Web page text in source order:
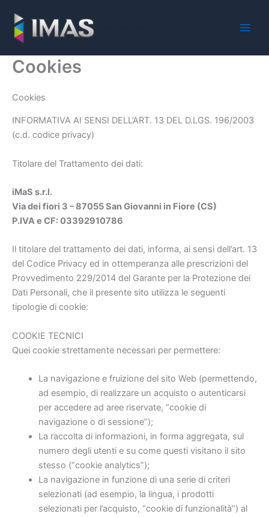
contenuto
Cookies
Cookies
INFORMATIVA AI SENSI DELL’ART. 13 DEL D.LGS. 196/2003
(c.d. codice privacy)
Titolare del Trattamento dei dati:
iMaS s.r.l.
Via dei fiori 3 – 87055 San Giovanni in Fiore (CS)
P.IVA e CF: 03392910786
Il titolare del trattamento dei dati, informa, ai sensi dell’art. 13
del Codice Privacy ed in ottemperanza alle prescrizioni del
Provvedimento 229/2014 del Garante per la Protezione dei
Dati Personali, che il presente sito utilizza le seguenti
tipologie di cookie:
COOKIE TECNICI
Quei cookie strettamente necessari per permettere:
La navigazione e fruizione del sito Web (permettendo,
ad esempio, di realizzare un acquisto o autenticarsi
per accedere ad aree riservate, “cookie di
navigazione o di sessione”);
La raccolta di informazioni, in forma aggregata, sul
numero degli utenti e su come questi visitano il sito
stesso (“cookie analytics”);
La navigazione in funzione di una serie di criteri
selezionati (ad esempio, la lingua, i prodotti
selezionati per l’acquisto, “cookie di funzionalità”) al